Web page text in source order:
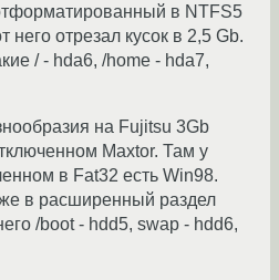
в NTFS5
него отрезал кусок в 2,5 Gb.
/ - hda6, /home - hda7,
на Fujitsu 3Gb
Maxtor. Там у
в Fat32 есть Win98.
в расширенный раздел
/boot - hdd5, swap - hdd6,